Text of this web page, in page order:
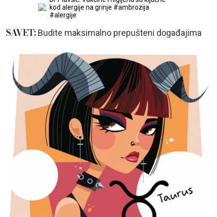
kod alergije na grinje #ambrozija
#alergije
SAVET:Budite maksimalno prepušteni događajima